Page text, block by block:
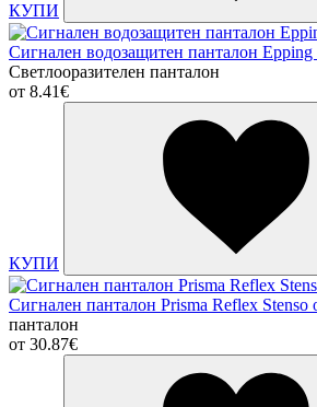
КУПИ
Сигнален водозащитен панталон Epping
Светлооразителен панталон
от 8.41€
КУПИ
Сигнален панталон Prisma Reflex Stenso
панталон
от 30.87€